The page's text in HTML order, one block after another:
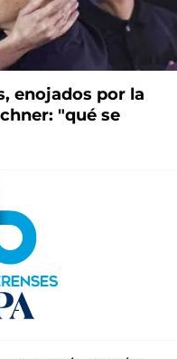
enojados por la
"qué se